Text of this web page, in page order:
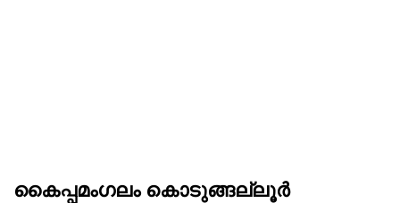
കൈപ്പമംഗലം കൊടുങ്ങല്ലൂർ